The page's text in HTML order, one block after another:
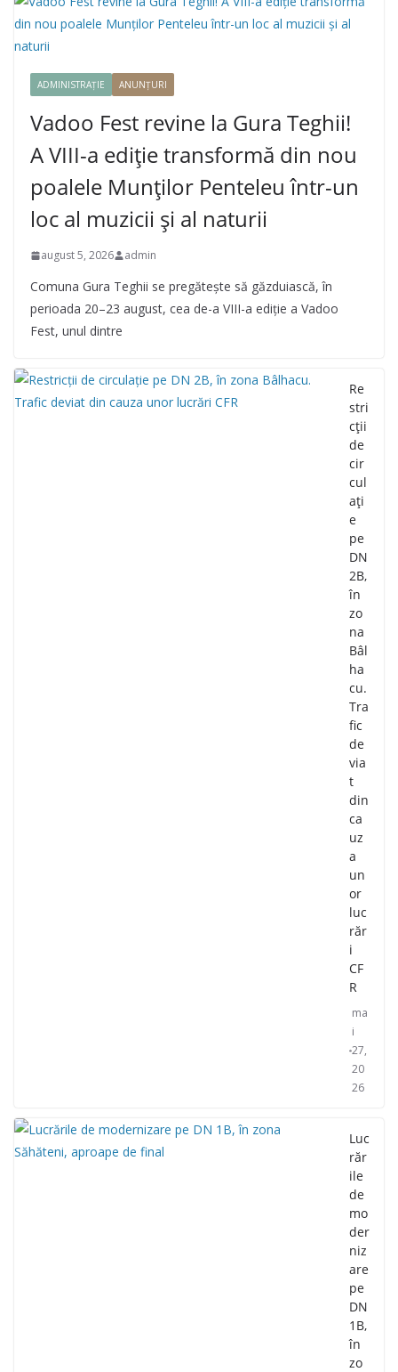
ADMINISTRAȚIE ANUNȚURI
Vadoo Fest revine la Gura Teghii!
A VIII-a ediție transformă din nou
poalele Munților Penteleu într-un
loc al muzicii și al naturii
august 5, 2026 admin
Comuna Gura Teghii se pregătește să găzduiască, în
perioada 20–23 august, cea de-a VIII-a ediție a Vadoo
Fest, unul dintre
Re
stri
cții
de
cir
cul
ați
e
pe
DN
2B,
în
zo
na
Bâl
ha
cu.
Tra
fic
de
via
t
din
ca
uz
a
un
or
luc
răr
i
CF
R
ma
i
27,
20
26
Luc
răr
ile
de
mo
der
niz
are
pe
DN
1B,
în
zo